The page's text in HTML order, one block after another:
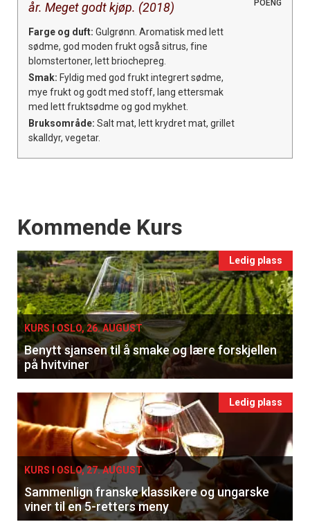
år. Meget godt kjøp. (2018)
POENG
Farge og duft: Gulgrønn. Aromatisk med lett
sødme, god moden frukt også sitrus, fine
blomstertoner, lett briochepreg.
Smak: Fyldig med god frukt integrert sødme,
mye frukt og godt med stoff, lang ettersmak
med lett fruktsødme og god mykhet.
Bruksområde: Salt mat, lett krydret mat, grillet
skalldyr, vegetar.
Events
Kommende Kurs
Ledig plass
KURS I OSLO, 26. AUGUST
Benytt sjansen til å smake og lære forskjellen
på hvitviner
Ledig plass
KURS I OSLO, 27. AUGUST
Sammenlign franske klassikere og ungarske
viner til en 5-retters meny